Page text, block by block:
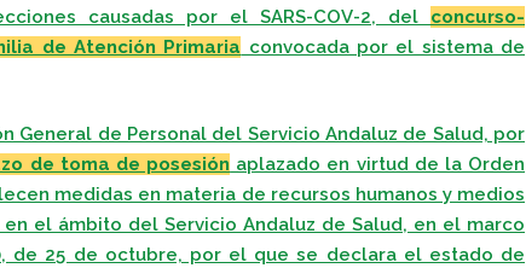
causadas por el SARS-COV-2, del concurso-
de Atención Primaria convocada por el sistema de
General de Personal del Servicio Andaluz de Salud, por
de toma de posesión aplazado en virtud de la Orden
medidas en materia de recursos humanos y medios
el ámbito del Servicio Andaluz de Salud, en el marco
de 25 de octubre, por el que se declara el estado de